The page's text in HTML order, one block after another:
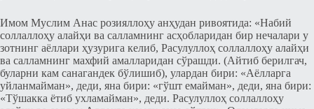
Имом Муслим Анас розияллоҳу анҳудан ривоятида: «Набий
соллаллоҳу алайҳи ва салламнинг асҳобларидан бир нечалари у
зотнинг аёллари ҳузурига келиб, Расулуллоҳ соллаллоҳу алайҳи
ва салламнинг махфий амалларидан сўрашди. (Айтиб берилгач,
буларни кам санагандек бўлишиб), улардан бири: «Аёлларга
уйланмайман», деди, яна бири: «гўшт емайман», деди, яна бири:
«Тўшакка ётиб ухламайман», деди. Расулуллоҳ соллаллоҳу